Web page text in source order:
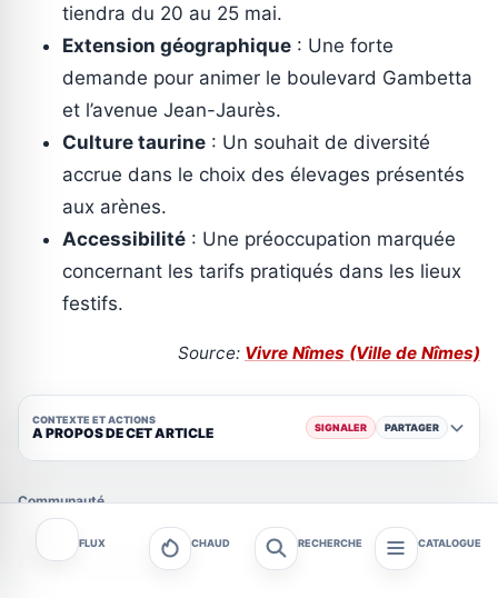
tiendra du 20 au 25 mai.
Extension géographique : Une forte
demande pour animer le boulevard Gambetta
et l’avenue Jean-Jaurès.
Culture taurine : Un souhait de diversité
accrue dans le choix des élevages présentés
aux arènes.
Accessibilité : Une préoccupation marquée
concernant les tarifs pratiqués dans les lieux
festifs.
Source: Vivre Nîmes (Ville de Nîmes)
CONTEXTE ET ACTIONS
A PROPOS DE CET ARTICLE SIGNALER PARTAGER
Communauté
Commentaires0
FLUX CHAUD RECHERCHE CATALOGUE